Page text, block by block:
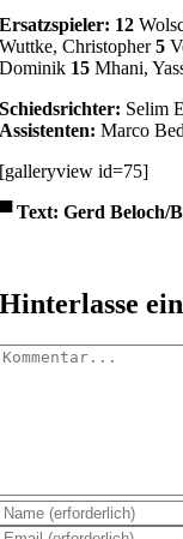
Ersatzspieler: 12
Wuttke, Christopher5
Dominik 15Mhani,
Schiedsrichter: Selim
Assistenten:Marco
[galleryview id=75]
▀Text: Gerd Beloch/
Hinterlasse